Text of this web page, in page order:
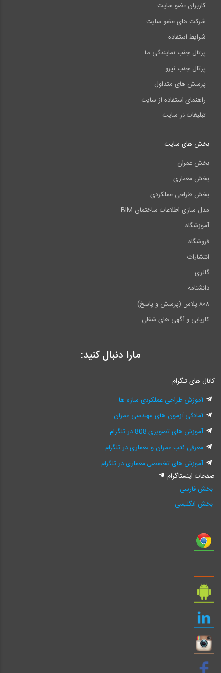
کاربران عضو سایت
شرکت های عضو سایت
شرایط استفاده
پرتال جذب نمایندگی ها
پرتال جذب نیرو
پرسش های متداول
راهنمای استفاده از سایت
تبلیغات در سایت
بخش های سایت
بخش عمران
بخش معماری
بخش طراحی عملکردی
مدل سازی اطلاعات ساختمان BIM
آموزشگاه
فروشگاه
انتشارات
گالری
دانشنامه
۸۰۸ پلاس (پرسش و پاسخ)
کاریابی و آگهی های شغلی
مارا دنبال کنید:
کانال های تلگرام
آموزش طراحی عملکردی سازه ها
آمادگی آزمون های مهندسی عمران
آموزش های تصویری 808 در تلگرام
معرفی کتب عمران و معماری در تلگرام
آموزش های تخصصی معماری در تلگرام
صفحات اینستاگرام
بخش فارسی
بخش انگلیسی